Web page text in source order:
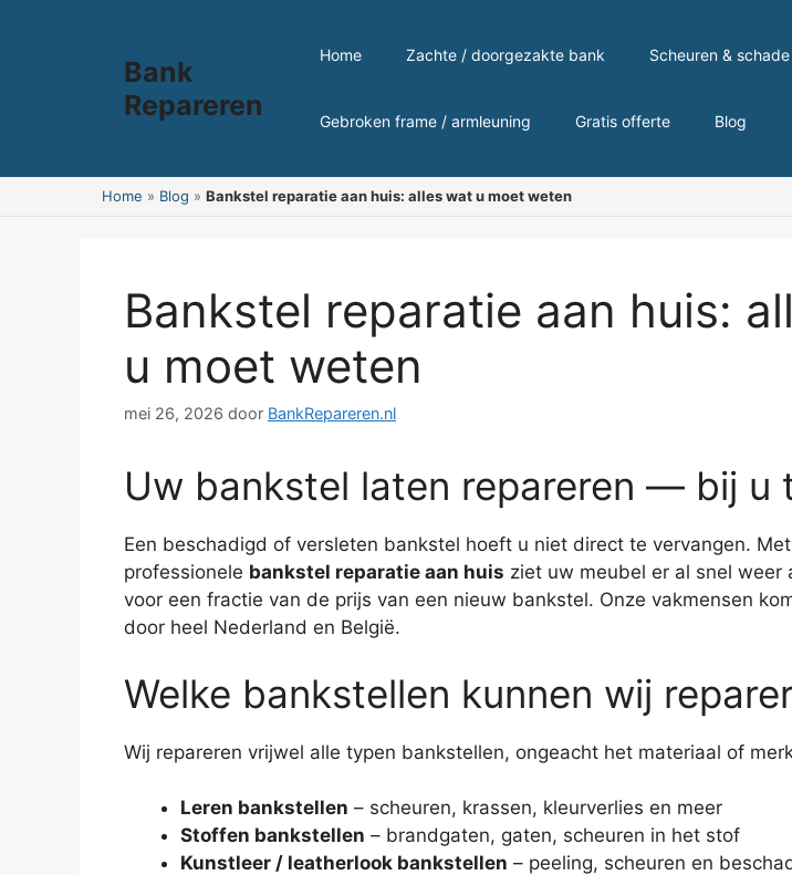
Bank
Repareren
Home Zachte / doorgezakte bank Scheuren &
Gebroken frame / armleuning Gratis offerte Blog
Home » Blog » Bankstel reparatie aan huis: alles wat u moet weten
Bankstel reparatie aan huis:
u moet weten
mei 26, 2026 door BankRepareren.nl
Uw bankstel laten repareren — bij u
Een beschadigd of versleten bankstel hoeft u niet direct te vervangen.
professionele bankstel reparatie aan huis ziet uw meubel er al snel
voor een fractie van de prijs van een nieuw bankstel. Onze vakmensen
door heel Nederland en België.
Welke bankstellen kunnen wij
Wij repareren vrijwel alle typen bankstellen, ongeacht het materiaal of
Leren bankstellen – scheuren, krassen, kleurverlies en meer
Stoffen bankstellen – brandgaten, gaten, scheuren in het stof
Kunstleer / leatherlook bankstellen – peeling, scheuren en